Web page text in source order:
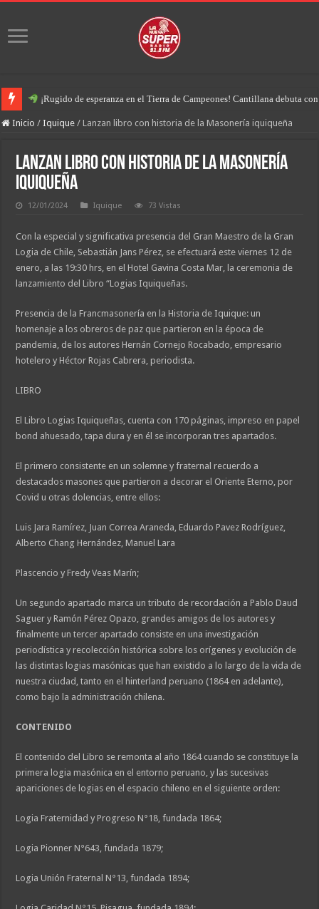
¡Rugido de esperanza en el Tierra de Campeones! Cantillana debuta
Inicio / Iquique / Lanzan libro con historia de la Masonería iquiqueña
Lanzan libro con historia de la Masonería
iquiqueña
12/01/2024 Iquique 73 Vistas
Con la especial y significativa presencia del Gran Maestro de la Gran
Logia de Chile, Sebastián Jans Pérez, se efectuará este viernes 12 de
enero, a las 19:30 hrs, en el Hotel Gavina Costa Mar, la ceremonia de
lanzamiento del Libro “Logias Iquiqueñas.
Presencia de la Francmasonería en la Historia de Iquique: un
homenaje a los obreros de paz que partieron en la época de
pandemia, de los autores Hernán Cornejo Rocabado, empresario
hotelero y Héctor Rojas Cabrera, periodista.
LIBRO
El Libro Logias Iquiqueñas, cuenta con 170 páginas, impreso en papel
bond ahuesado, tapa dura y en él se incorporan tres apartados.
El primero consistente en un solemne y fraternal recuerdo a
destacados masones que partieron a decorar el Oriente Eterno, por
Covid u otras dolencias, entre ellos:
Luis Jara Ramírez, Juan Correa Araneda, Eduardo Pavez Rodríguez,
Alberto Chang Hernández, Manuel Lara
Plascencio y Fredy Veas Marín;
Un segundo apartado marca un tributo de recordación a Pablo Daud
Saguer y Ramón Pérez Opazo, grandes amigos de los autores y
finalmente un tercer apartado consiste en una investigación
periodística y recolección histórica sobre los orígenes y evolución de
las distintas logias masónicas que han existido a lo largo de la vida de
nuestra ciudad, tanto en el hinterland peruano (1864 en adelante),
como bajo la administración chilena.
CONTENIDO
El contenido del Libro se remonta al año 1864 cuando se constituye la
primera logia masónica en el entorno peruano, y las sucesivas
apariciones de logias en el espacio chileno en el siguiente orden:
Logia Fraternidad y Progreso N°18, fundada 1864;
Logia Pionner N°643, fundada 1879;
Logia Unión Fraternal N°13, fundada 1894;